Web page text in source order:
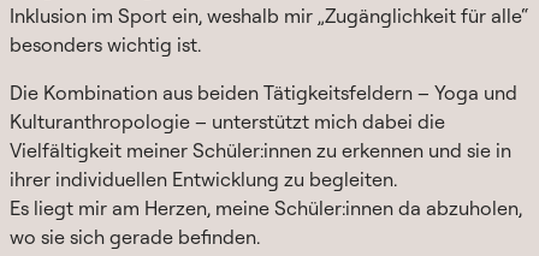
Inklusion im Sport ein, weshalb mir „Zugänglichkeit für alle“
besonders wichtig ist.
Die Kombination aus beiden Tätigkeitsfeldern – Yoga und
Kulturanthropologie – unterstützt mich dabei die
Vielfältigkeit meiner Schüler:innen zu erkennen und sie in
ihrer individuellen Entwicklung zu begleiten.
Es liegt mir am Herzen, meine Schüler:innen da abzuholen,
wo sie sich gerade befinden.